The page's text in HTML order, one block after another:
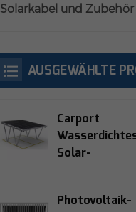
Solarkabel und Zubehör
AUSGEWÄHLTE
Carport
Solar-
Photovoltaik-